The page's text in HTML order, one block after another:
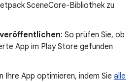
SceneCore-Bibliothek zu
: So prüfen Sie, ob
App im Play Store gefunden
Ihre App optimieren, indem Sie alle